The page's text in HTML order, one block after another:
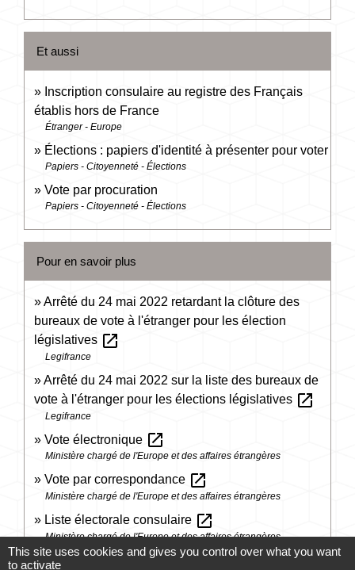
Et aussi
Inscription consulaire au registre des Français
établis hors de France
Étranger - Europe
Élections : papiers d'identité à présenter pour voter
Papiers - Citoyenneté - Élections
Vote par procuration
Papiers - Citoyenneté - Élections
Pour en savoir plus
Arrêté du 24 mai 2022 retardant la clôture des
bureaux de vote à l'étranger pour les élection
législatives open_in_new
Legifrance
Arrêté du 24 mai 2022 sur la liste des bureaux de
vote à l'étranger pour les élections législatives open_in_new
Legifrance
Vote électronique open_in_new
Ministère chargé de l'Europe et des affaires étrangères
Vote par correspondance open_in_new
Ministère chargé de l'Europe et des affaires étrangères
Liste électorale consulaire open_in_new
Ministère chargé de l'Europe et des affaires étrangères
Élections des conseillers des Français de
This site uses cookies and gives you control over what you want
to activate